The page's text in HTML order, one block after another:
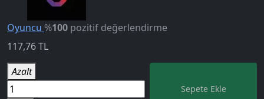
Oyuncu %100 pozitif değerlendirme
117,76TL
Azalt
Sepete Ekle